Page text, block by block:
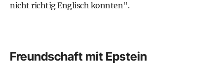
nicht richtig Englisch konnten".
Freundschaft mit Epstein